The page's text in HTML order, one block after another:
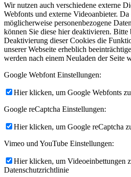
Wir nutzen auch verschiedene externe
Webfonts und externe Videoanbieter.
möglicherweise personenbezogene
können Sie diese hier deaktivieren. Bitte
Deaktivierung dieser Cookies die
unserer Webseite erheblich
werden nach einem Neuladen der Seite
Google Webfont Einstellungen:
Hier klicken, um Google Webfonts
Google reCaptcha Einstellungen:
Hier klicken, um Google reCaptcha
Vimeo und YouTube Einstellungen:
Hier klicken, um Videoeinbettungen
Datenschutzrichtlinie